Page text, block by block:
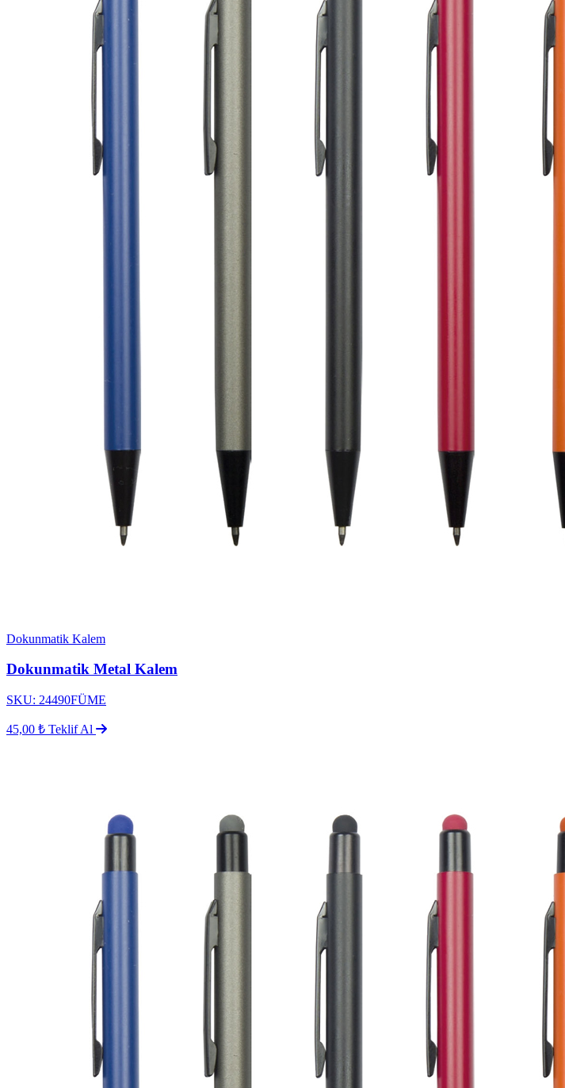
Dokunmatik Kalem
Dokunmatik Metal Kalem
SKU: 24490FÜME
45,00 ₺ Teklif Al